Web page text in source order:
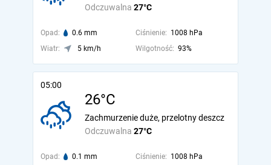
Odczuwalna 27°C
Opad: 0.6 mm Ciśnienie: 1008 hPa
Wiatr:
5 km/h Wilgotność: 93%
05:00
26°C
Odczuwalna 27°C
Zachmurzenie duże, przelotny deszcz
Opad: 0.1 mm Ciśnienie: 1008 hPa